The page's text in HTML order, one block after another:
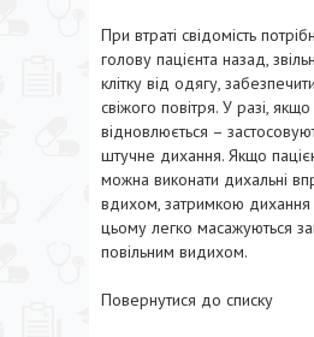
При втраті свідомість
голову пацієнта назад,
клітку від одягу,
свіжого повітря. У разі,
відновлюється –
штучне дихання. Якщо
можна виконати дихальні
вдихом, затримкою
цьому легко масажуються
повільним видихом.
Повернутися до списку